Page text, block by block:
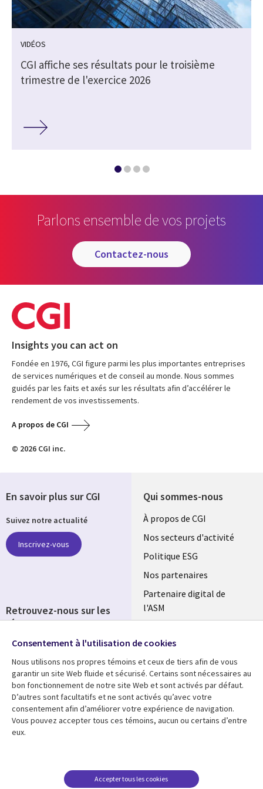
VIDÉOS
CGI affiche ses résultats pour le troisième
trimestre de l'exercice 2026
Parlons ensemble de vos projets
contactez-nous
Insights you can act on
Fondée en 1976, CGI figure parmi les plus importantes entreprises
de services numériques et de conseil au monde. Nous sommes
guidés par les faits et axés sur les résultats afin d’accélérer le
rendement de vos investissements.
A propos de CGI
© 2026 CGI inc.
Qui sommes-nous
Useful
links
FRANCE
À propos de CGI
Nos secteurs d'activité
Politique ESG
Nos partenaires
Partenaire digital de
l'ASM
Fusions
Ressources
Library
Links
Articles
Blog
Support
Legal
Accessibilité
conditions juridiques
En savoir plus sur CGI
Suivez notre actualité
Inscrivez-vous
Retrouvez-nous sur les
réseaux
Social
Media
FRANCE
Consentement à l'utilisation de cookies
Nous utilisons nos propres témoins et ceux de tiers afin de vous
garantir un site Web fluide et sécurisé. Certains sont nécessaires au
bon fonctionnement de notre site Web et sont activés par défaut.
D’autres sont facultatifs et ne sont activés qu’avec votre
consentement afin d’améliorer votre expérience de navigation.
Vous pouvez accepter tous ces témoins, aucun ou certains d’entre
eux.
Accepter tous les cookies